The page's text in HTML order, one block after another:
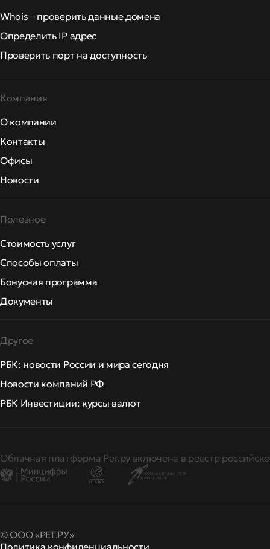
Whois – проверить данные домена
Определить IP адрес
Проверить порт на доступность
Компания
О компании
Контакты
Офисы
Новости
Полезное
Стоимость услуг
Способы оплаты
Бонусная программа
Документы
Другое
РБК: новости России и мира сегодня
Новости компаний РФ
РБК Инвестиции: курсы валют
Облачная платформа Рег.ру включена в реестр
© ООО «РЕГ.РУ»
Политика конфиденциальности